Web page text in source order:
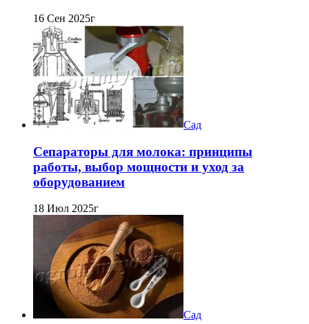
16 Сен 2025г
Сад
Сепараторы для молока: принципы
работы, выбор мощности и уход за
оборудованием
18 Июл 2025г
Сад